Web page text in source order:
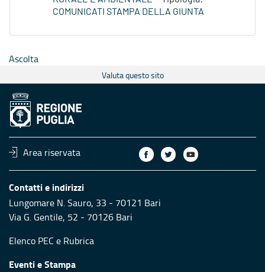
COMUNICATI STAMPA DELLA GIUNTA
Ascolta
Valuta questo sito
Area riservata
Contatti e indirizzi
Lungomare N. Sauro, 33 - 70121 Bari
Via G. Gentile, 52 - 70126 Bari
Elenco PEC e Rubrica
Eventi e Stampa